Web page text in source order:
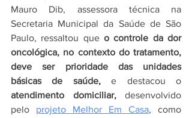
Mauro Dib, assessora técnica na
Secretaria Municipal da Saúde de São
Paulo, ressaltou que o controle da dor
oncológica, no contexto do tratamento,
deve ser prioridade das unidades
básicas de saúde, e destacou o
atendimento domiciliar, desenvolvido
pelo projeto Melhor Em Casa, como